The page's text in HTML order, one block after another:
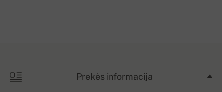
Prekės informacija